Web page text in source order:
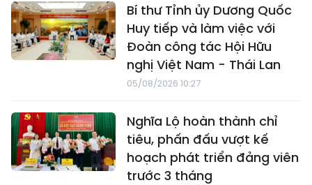
Bí thư Tỉnh ủy Dương Quốc
Huy tiếp và làm việc với
Đoàn công tác Hội Hữu
nghị Việt Nam - Thái Lan
05/08/2026 10:27
Nghĩa Lộ hoàn thành chỉ
tiêu, phấn đấu vượt kế
hoạch phát triển đảng viên
trước 3 tháng